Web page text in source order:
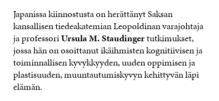
Japanissa kiinnostusta on herättänyt Saksan
kansallisen tiedeakatemian Leopoldinan varajohtaja
ja professoriUrsula M. Staudingertutkimukset,
jossa hän on osoittanut ikäihmisten kognitiivisen ja
toiminnallisen kyvykkyyden, uuden oppimisen ja
plastisuuden, muuntautumiskyvyn kehittyvän läpi
elämän.